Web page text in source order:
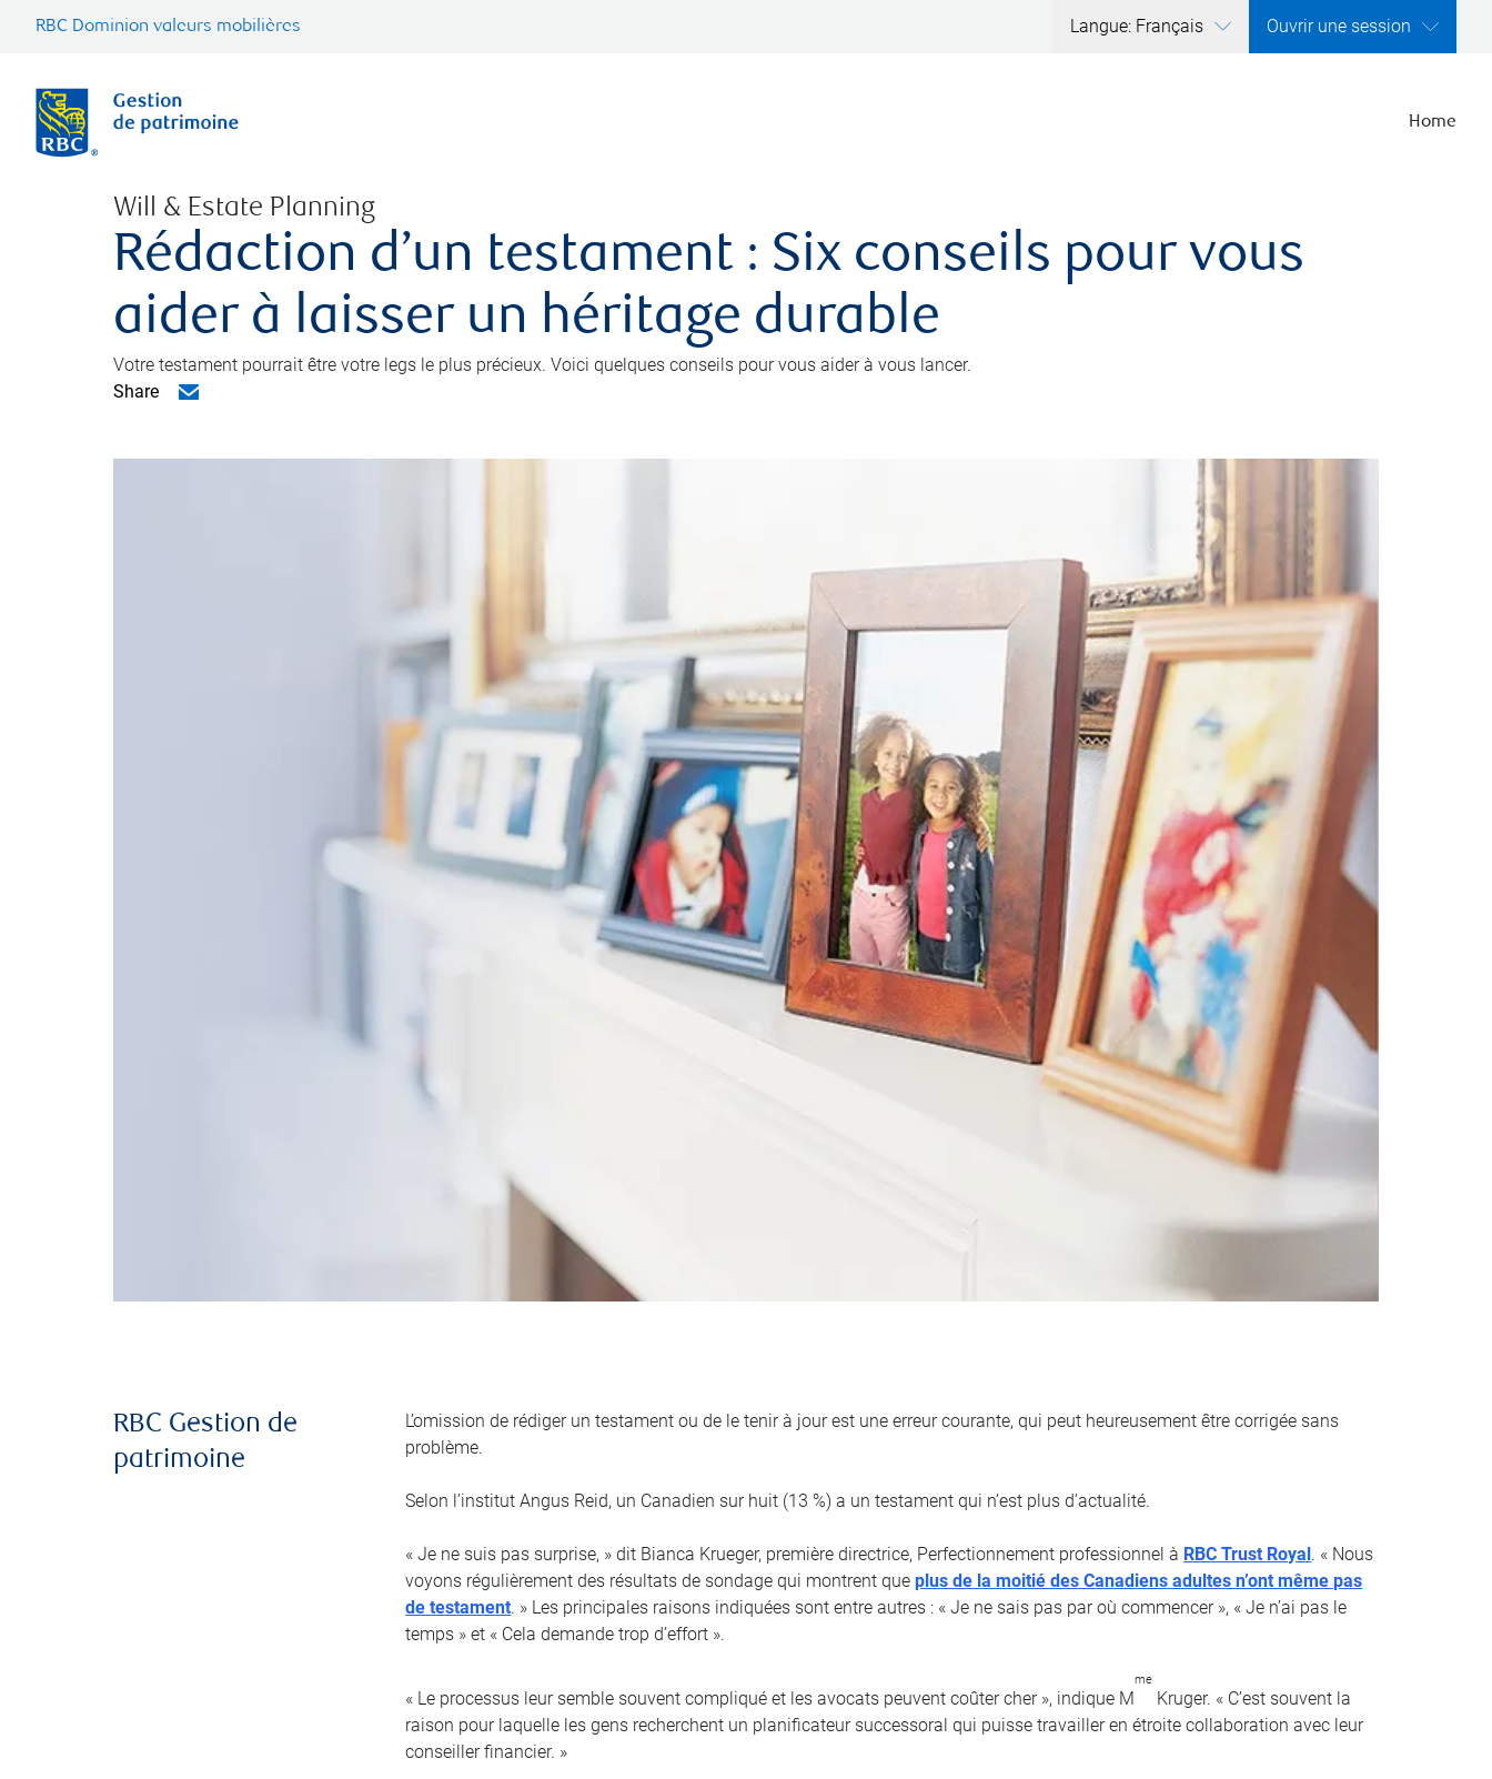
RBC Dominion valeurs mobilières Langue: Français Ouvrir une session
Home
Will & Estate Planning
Rédaction d’un testament : Six conseils pour vous
aider à laisser un héritage durable
Votre testament pourrait être votre legs le plus précieux. Voici quelques conseils pour vous aider à vous lancer.
Share
RBC Gestion de
patrimoine
L’omission de rédiger un testament ou de le tenir à jour est une erreur courante, qui peut heureusement être corrigée sans
problème.
Selon l’institut Angus Reid, un Canadien sur huit (13 %) a un testament qui n’est plus d’actualité.
« Je ne suis pas surprise, » dit Bianca Krueger, première directrice, Perfectionnement professionnel à RBC Trust Royal. « Nous
voyons régulièrement des résultats de sondage qui montrent queplus de la moitié des Canadiens adultes n’ont même pas
de testament. » Les principales raisons indiquées sont entre autres : « Je ne sais pas par où commencer », « Je n’ai pas le
temps » et « Cela demande trop d’effort ».
« Le processus leur semble souvent compliqué et les avocats peuvent coûter cher », indique M
me
Kruger. « C’est souvent la
raison pour laquelle les gens recherchent un planificateur successoral qui puisse travailler en étroite collaboration avec leur
conseiller financier. »